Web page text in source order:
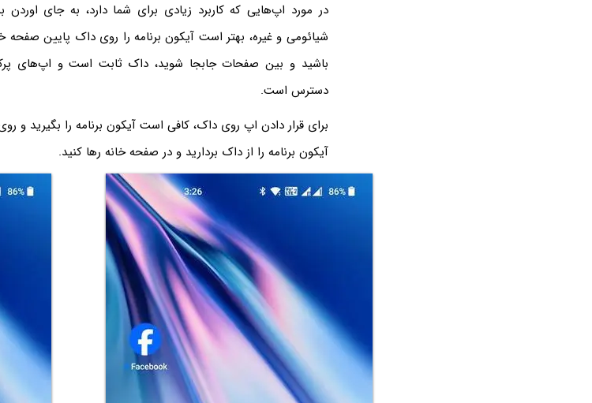
در مورد اپ‌هایی که کاربرد زیادی برای شما دارد، به جای
شیائومی و غیره، بهتر است آیکون برنامه را روی داک پایین صفحه
باشید و بین صفحات جابجا شوید، داک ثابت است و اپ‌های
دسترس است.
برای قرار دادن اپ روی داک، کافی است آیکون برنامه را بگیرید و
آیکون برنامه را از داک بردارید و در صفحه خانه رها کنید.